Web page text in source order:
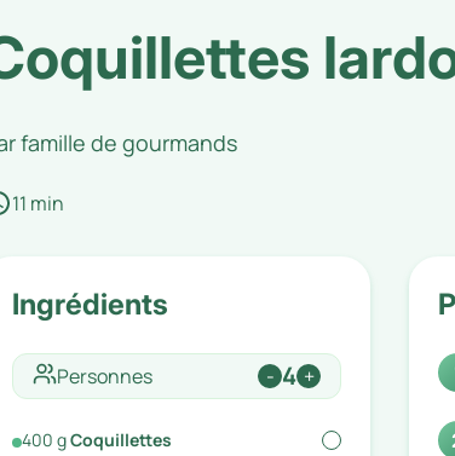
famille de gourmands
11 min
Ingrédients
Personnes - 4 +
400 gCoquillettes